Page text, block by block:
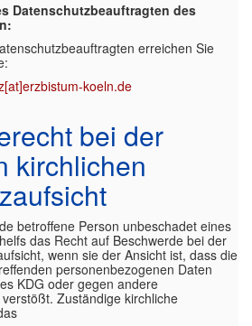
Datenschutzbeauftragten des
erreichen Sie
koeln.de
bei der
kirchlichen
betroffene Person unbeschadet eines
das Recht auf Beschwerde bei der
wenn sie der Ansicht ist, dass die
personenbezogenen Daten
KDG oder gegen andere
Zuständige kirchliche